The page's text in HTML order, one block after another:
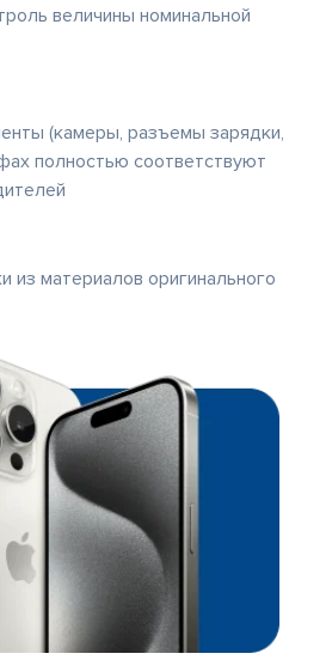
величины номинальной
(камеры, разъемы зарядки,
полностью соответствуют
из материалов оригинального